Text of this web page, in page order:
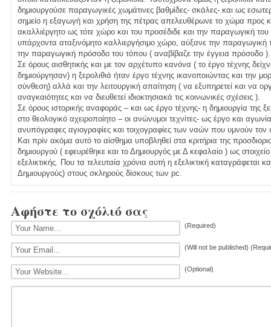
δημιουργούσε παραγωγικές χωμάτινες βαθμίδες- σκάλες- και ως
σημείο η εξαγωγή και χρήση της πέτρας απελευθέρωνε το χώμα προς
ακαλλιέργητο ως τότε χώρο και του προσέδιδε και την παραγωγική
υπάρχοντα αταξινόμητο καλλιεργήσιμο χώρο, αύξανε την παραγωγική
την παραγωγική πρόσοδο του τόπου ( αναβίβαζε την έγγεια πρόσοδο ).
Σε όρους αισθητικής και με τον αρχέτυπο κανόνα ( το έργο τέχνης
δημιούργησαν) η ξερολιθιά ήταν έργο τέχνης ικανοποιώντας και την
σύνθεση) αλλά και την λειτουργική απαίτηση ( να εξυπηρετεί και να
αναγκαιότητες και να διευθετεί ιδιοκτησιακά τις κοινωνικές σχέσεις ).
Σε όρους ιστορικής αναφοράς – και ως έργο τέχνης- η δημιουργία της
στο θεολογικό αχειροποίητο – οι ανώνυμοι τεχνίτες- ως έργο και
ανυπόγραφες αγιογραφίες και τοιχογραφίες των ναών που υμνούν
Και πρίν ακόμα αυτό το αίσθημα υποβληθεί στα κριτήρια της
δημιουργού ( εφευρέθηκε και το Δημιουργός με Δ κεφαλαίο ) ως
εξελικτικής. Που τα τελευταία χρόνια αυτή η εξελικτική καταγράφεται
Δημιουργούς) στους σκληρούς δίσκους των pc.
Αφήστε το σχόλιό σας
(Required)
(Will not be published)
(Optional)